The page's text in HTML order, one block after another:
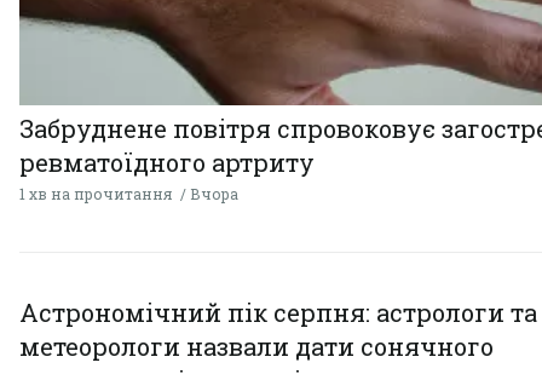
Забруднене повітря спровоковує
ревматоїдного артриту
1 хв на прочитання Вчора
Астрономічний пік серпня: астрологи та
метеорологи назвали дати сонячного